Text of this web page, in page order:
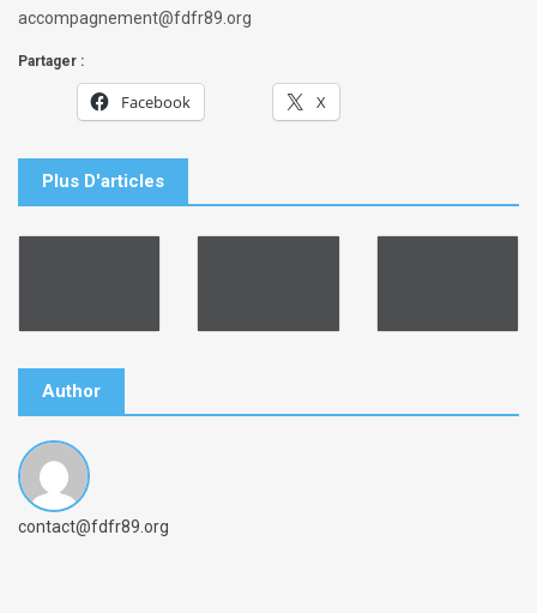
accompagnement@fdfr89.org
Partager :
Facebook X
Plus D'articles
Author
B
contact@fdfr89.org